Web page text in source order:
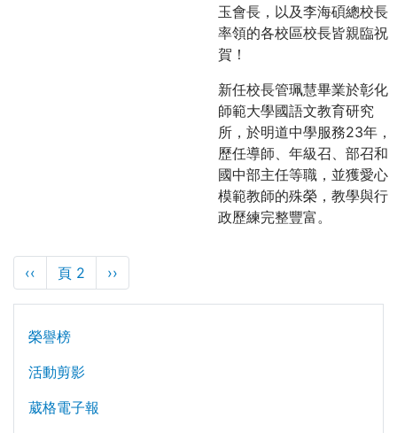
玉會長，以及李海碩總校長
率領的各校區校長皆親臨祝
賀！
新任校長管珮慧畢業於彰化
師範大學國語文教育研究
所，於明道中學服務23年，
歷任導師、年級召、部召和
國中部主任等職，並獲愛心
模範教師的殊榮，教學與行
政歷練完整豐富。
Pagination
Previous
page
‹‹ 頁 2
下
一
頁
››
主導覽 Level 2
榮譽榜
活動剪影
葳格電子報